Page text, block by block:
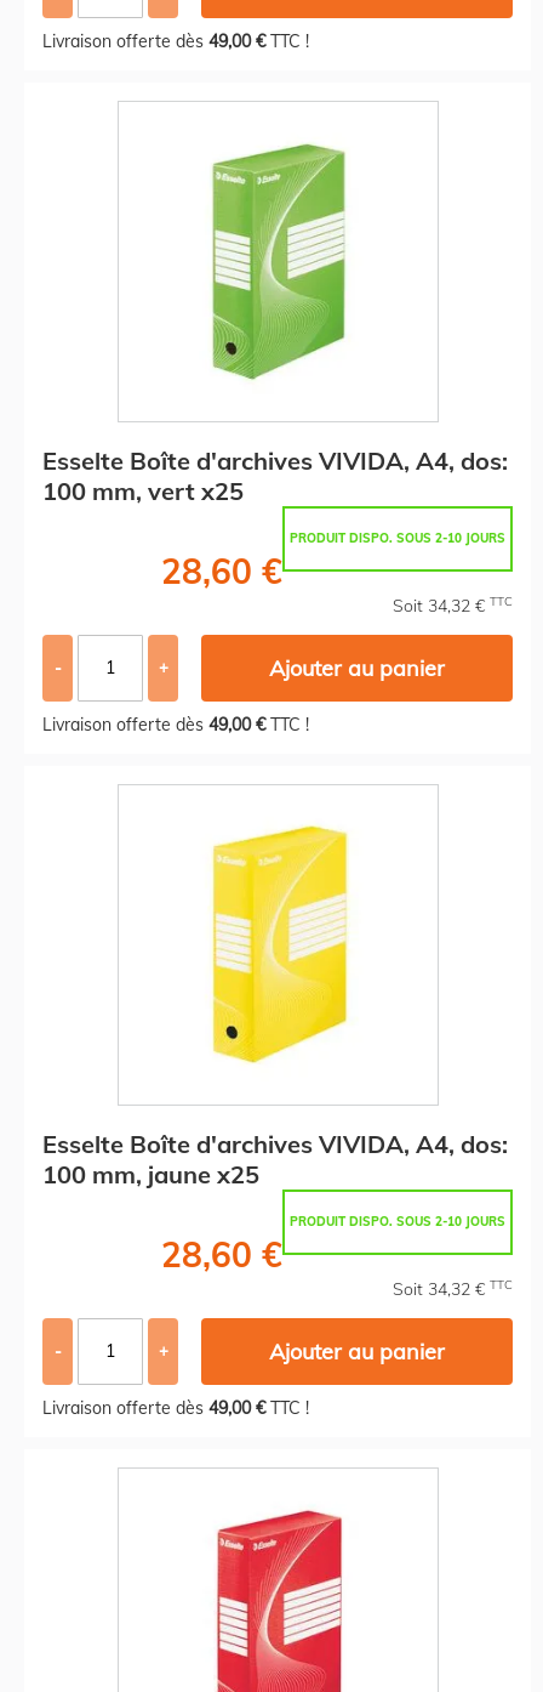
Livraison offerte dès 49,00 €TTC !
Esselte Boîte d'archives VIVIDA, A4, dos:
100 mm, vert x25
PRODUIT DISPO. SOUS 2-10 JOURS
28,60 €
Soit 34,32 € TTC
- + Ajouter au panier
Livraison offerte dès 49,00 €TTC !
Esselte Boîte d'archives VIVIDA, A4, dos:
100 mm, jaune x25
PRODUIT DISPO. SOUS 2-10 JOURS
28,60 €
Soit 34,32 € TTC
- + Ajouter au panier
Livraison offerte dès 49,00 €TTC !